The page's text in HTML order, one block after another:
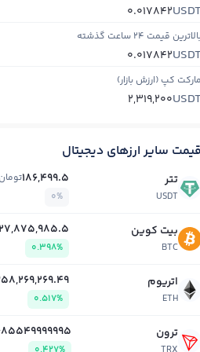
0.017842
قیمت ۲۴ ساعت گذشته
0.017842
مارکت کپ (ارزش بازار)
2,319,200
قیمت سایر ارزهای دیجیتال
تتر
USDT
186,499.5تومان
0%
بیت کوین
BTC
0.398%
اتریوم
ETH
0.517%
ترون